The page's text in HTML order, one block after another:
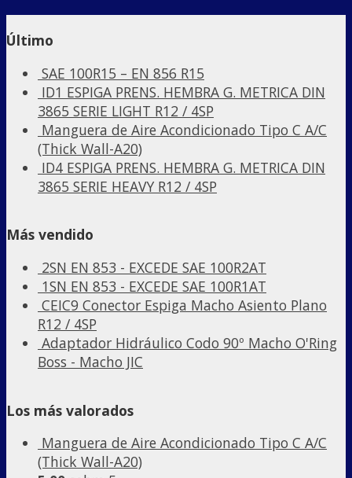
Último
SAE 100R15 – EN 856 R15
ID1 ESPIGA PRENS. HEMBRA G. METRICA DIN
3865 SERIE LIGHT R12 / 4SP
Manguera de Aire Acondicionado Tipo C A/C
(Thick Wall-A20)
ID4 ESPIGA PRENS. HEMBRA G. METRICA DIN
3865 SERIE HEAVY R12 / 4SP
Más vendido
2SN EN 853 - EXCEDE SAE 100R2AT
1SN EN 853 - EXCEDE SAE 100R1AT
CEIC9 Conector Espiga Macho Asiento Plano
R12 / 4SP
Adaptador Hidráulico Codo 90º Macho O'Ring
Boss - Macho JIC
Los más valorados
Manguera de Aire Acondicionado Tipo C A/C
(Thick Wall-A20)